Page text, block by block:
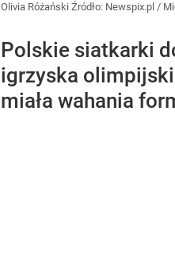
Olivia Różański Źródło: Newspix.pl /
Polskie siatkarki
igrzyska
miała wahania